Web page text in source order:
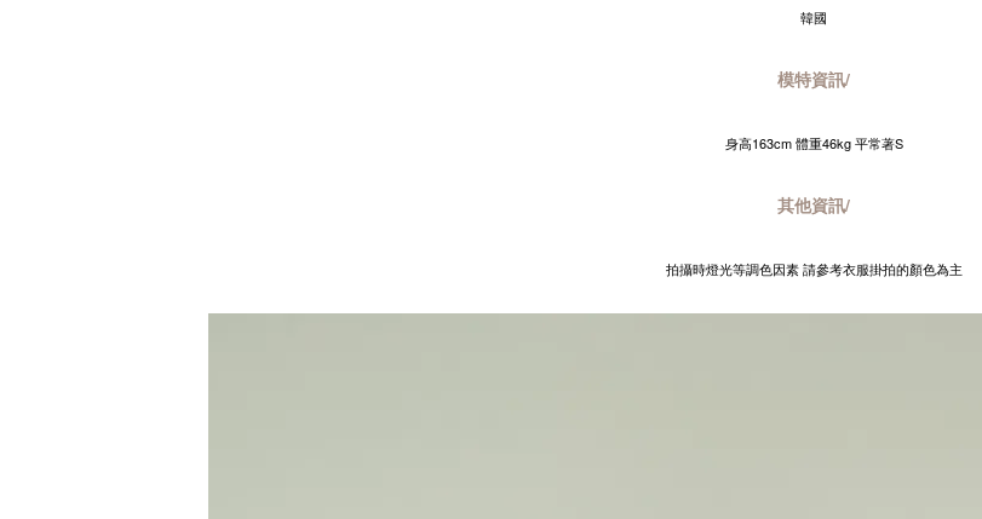
韓國
模特資訊/
身高163cm 體重46kg 平常著S
其他資訊/
拍攝時燈光等調色因素 請參考衣服掛拍的顏色為主